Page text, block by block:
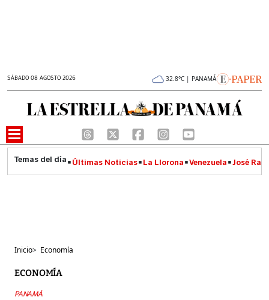
SÁBADO 08 AGOSTO 2026 32.8°C | PANAMÁ
Últimas Noticias La Llorona Venezuela José
Inicio> Economía
ECONOMÍA
PANAMÁ